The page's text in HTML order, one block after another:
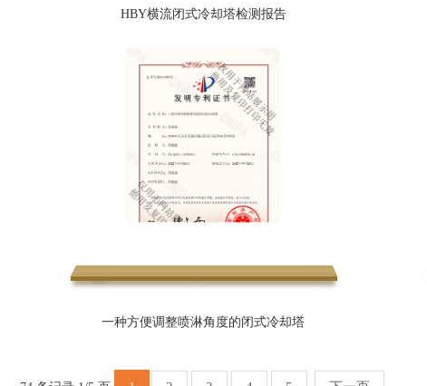
HBY横流闭式冷却塔检测报告
一种方便调整喷淋角度的闭式冷却塔